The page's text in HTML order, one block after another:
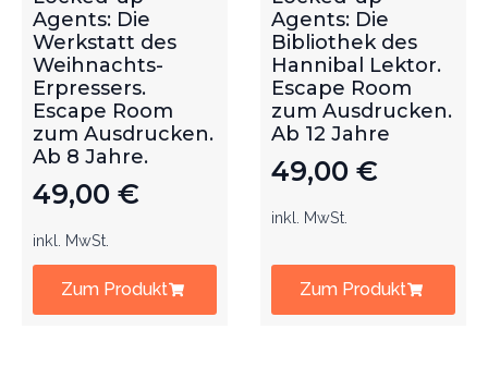
Agents: Die
Werkstatt des
Weihnachts-
Erpressers.
Escape Room
zum Ausdrucken.
Ab 8 Jahre.
49,00 €
inkl. MwSt.
Zum Produkt
Agents: Die
Bibliothek des
Hannibal Lektor.
Escape Room
zum Ausdrucken.
Ab 12 Jahre
49,00 €
inkl. MwSt.
Zum Produkt